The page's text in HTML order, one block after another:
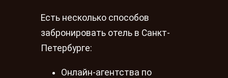
Есть несколько способов
забронировать отель в Санкт-
Петербурге:
Онлайн-агентства по